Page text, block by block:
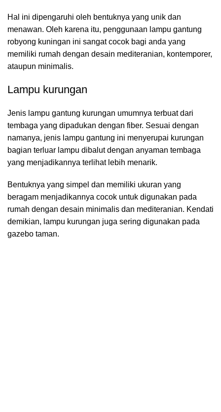
Hal ini dipengaruhi oleh bentuknya yang unik dan
menawan. Oleh karena itu, penggunaan lampu gantung
robyong kuningan ini sangat cocok bagi anda yang
memiliki rumah dengan desain mediteranian, kontemporer,
ataupun minimalis.
Lampu kurungan
Jenis lampu gantung kurungan umumnya terbuat dari
tembaga yang dipadukan dengan fiber. Sesuai dengan
namanya, jenis lampu gantung ini menyerupai kurungan
bagian terluar lampu dibalut dengan anyaman tembaga
yang menjadikannya terlihat lebih menarik.
Bentuknya yang simpel dan memiliki ukuran yang
beragam menjadikannya cocok untuk digunakan pada
rumah dengan desain minimalis dan mediteranian. Kendati
demikian, lampu kurungan juga sering digunakan pada
gazebo taman.